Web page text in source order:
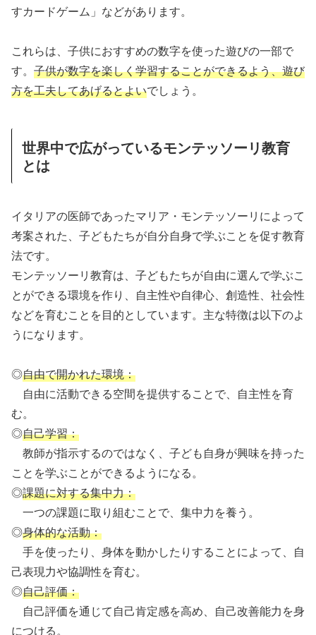
すカードゲーム」などがあります。
これらは、子供におすすめの数字を使った遊びの一部で
す。 子供が数字を楽しく学習することができるよう、遊び
方を工夫してあげるとよいでしょう。
世界中で広がっているモンテッソーリ教育
とは
イタリアの医師であったマリア・モンテッソーリによって
考案された、子どもたちが自分自身で学ぶことを促す教育
法です。
モンテッソーリ教育は、子どもたちが自由に選んで学ぶこ
とができる環境を作り、自主性や自律心、創造性、社会性
などを育むことを目的としています。主な特徴は以下のよ
うになります。
◎自由で開かれた環境：
自由に活動できる空間を提供することで、自主性を育
む。
◎自己学習：
教師が指示するのではなく、子ども自身が興味を持った
ことを学ぶことができるようになる。
◎課題に対する集中力：
一つの課題に取り組むことで、集中力を養う。
◎身体的な活動：
手を使ったり、身体を動かしたりすることによって、自
己表現力や協調性を育む。
◎自己評価：
自己評価を通じて自己肯定感を高め、自己改善能力を身
につける。